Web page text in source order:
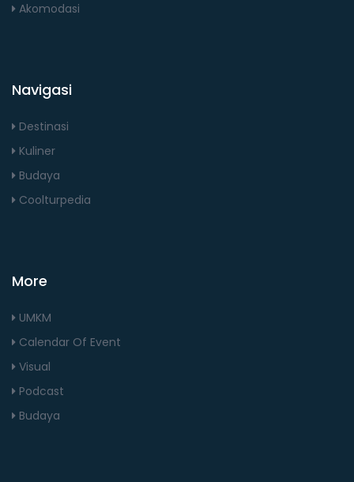
Akomodasi
Navigasi
Destinasi
Kuliner
Budaya
Coolturpedia
More
UMKM
Calendar Of Event
Visual
Podcast
Budaya